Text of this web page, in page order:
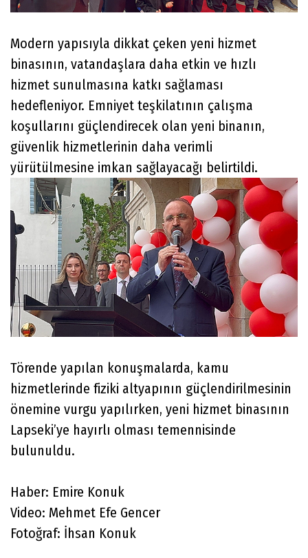
Modern yapısıyla dikkat çeken yeni hizmet
binasının, vatandaşlara daha etkin ve hızlı
hizmet sunulmasına katkı sağlaması
hedefleniyor. Emniyet teşkilatının çalışma
koşullarını güçlendirecek olan yeni binanın,
güvenlik hizmetlerinin daha verimli
yürütülmesine imkan sağlayacağı belirtildi.
Törende yapılan konuşmalarda, kamu
hizmetlerinde fiziki altyapının güçlendirilmesinin
önemine vurgu yapılırken, yeni hizmet binasının
Lapseki’ye hayırlı olması temennisinde
bulunuldu.
Haber: Emire Konuk
Video: Mehmet Efe Gencer
Fotoğraf: İhsan Konuk